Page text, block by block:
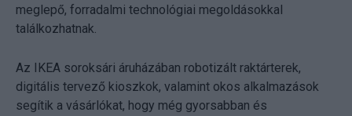
meglepő, forradalmi technológiai megoldásokkal
találkozhatnak.
Az IKEA soroksári áruházában robotizált raktárterek,
digitális tervező kioszkok, valamint okos alkalmazások
segítik a vásárlókat, hogy még gyorsabban és